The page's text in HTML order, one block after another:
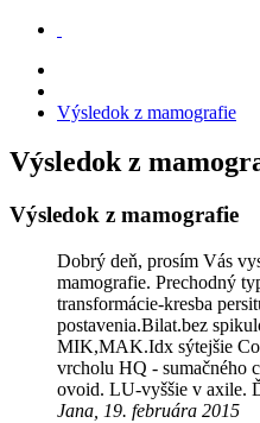
Výsledok z mamografie
Výsledok z
Výsledok z mamografie
Dobrý deň, prosím Vás
mamografie. Prechodný
transformácie-kresba
postavenia.Bilat.bez
MIK,MAK.Idx sýtejšie
vrcholu HQ - sumačného
ovoid. LU-vyššie v axile.
Jana, 19. februára 2015